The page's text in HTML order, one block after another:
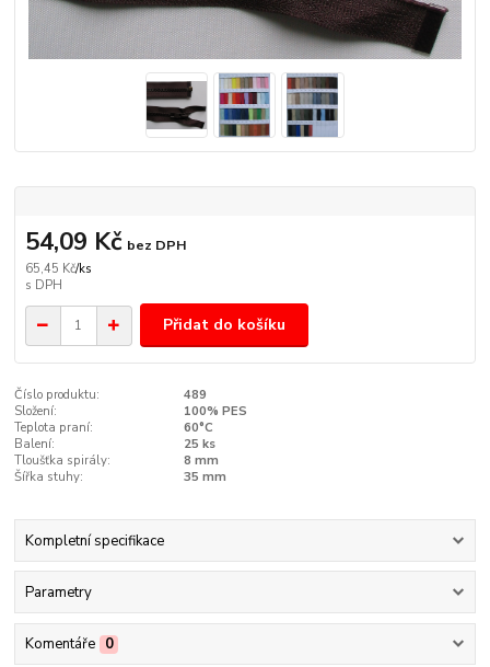
65,45 Kč/ks
54,09 Kč bez DPH
Přidat do košíku
Číslo produktu:
489
Složení:
100% PES
Teplota praní:
60°C
Balení:
25 ks
Tloušťka spirály:
8 mm
Šířka stuhy:
35 mm
Kompletní specifikace
Parametry
Komentáře 0